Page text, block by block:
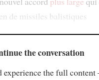
de missiles balistiques
the conversation
experience the full